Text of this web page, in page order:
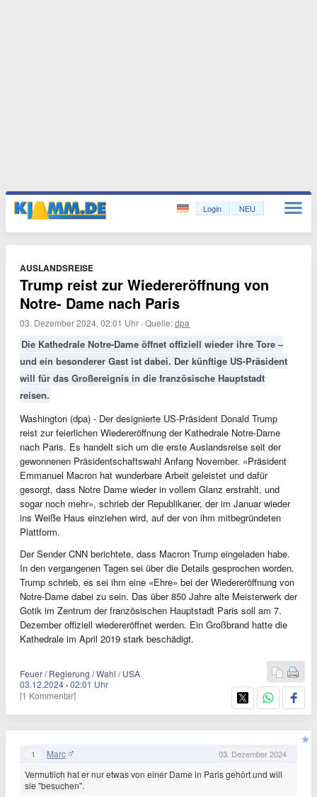
Login NEU
AUSLANDSREISE
Trump reist zur Wiedereröffnung von
Notre- Dame nach Paris
03. Dezember 2024, 02:01 Uhr ·Quelle:dpa
Die Kathedrale Notre-Dame öffnet offiziell wieder ihre Tore –
und ein besonderer Gast ist dabei. Der künftige US-Präsident
will für das Großereignis in die französische Hauptstadt
reisen.
Washington (dpa) - Der designierte US-Präsident Donald Trump
reist zur feierlichen Wiedereröffnung der Kathedrale Notre-Dame
nach Paris. Es handelt sich um die erste Auslandsreise seit der
gewonnenen Präsidentschaftswahl Anfang November. «Präsident
Emmanuel Macron hat wunderbare Arbeit geleistet und dafür
gesorgt, dass Notre Dame wieder in vollem Glanz erstrahlt, und
sogar noch mehr», schrieb der Republikaner, der im Januar wieder
ins Weiße Haus einziehen wird, auf der von ihm mitbegründeten
Plattform.
Der Sender CNN berichtete, dass Macron Trump eingeladen habe.
In den vergangenen Tagen sei über die Details gesprochen worden.
Trump schrieb, es sei ihm eine «Ehre» bei der Wiedereröffnung von
Notre-Dame dabei zu sein. Das über 850 Jahre alte Meisterwerk der
Gotik im Zentrum der französischen Hauptstadt Paris soll am 7.
Dezember offiziell wiedereröffnet werden. Ein Großbrand hatte die
Kathedrale im April 2019 stark beschädigt.
Feuer / Regierung / Wahl / USA
03.12.2024 ·02:01 Uhr
[1 Kommentar]
1 Marc 03. Dezember 2024
Vermutlich hat er nur etwas von einer Dame in Paris gehört und will
sie "besuchen".